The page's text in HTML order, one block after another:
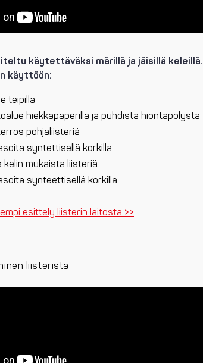
käytettäväksi märillä ja jäisillä keleillä.
käyttöön:
teipillä
hiekkapaperilla ja puhdista hiontapölystä
pohjaliisteriä
syntettisellä korkilla
kelin mukaista liisteriä
synteettisellä korkilla
esittely liisterin laitosta >>
liisteristä